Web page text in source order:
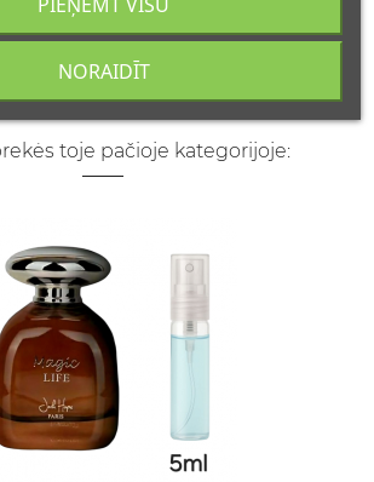
toje pačioje kategorijoje:
NORAIDĪT